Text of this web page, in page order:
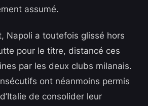
assumé.
Napoli a toutefois glissé hors
pour le titre, distancé ces
par les deux clubs milanais.
ont néanmoins permis
de consolider leur